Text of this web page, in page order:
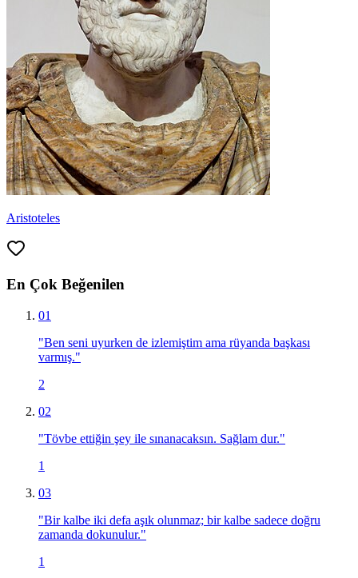
Aristoteles
En Çok Beğenilen
01
"Ben seni uyurken de izlemiştim ama rüyanda başkası
varmış."
2
02
"Tövbe ettiğin şey ile sınanacaksın. Sağlam dur."
1
03
"Bir kalbe iki defa aşık olunmaz; bir kalbe sadece doğru
zamanda dokunulur."
1